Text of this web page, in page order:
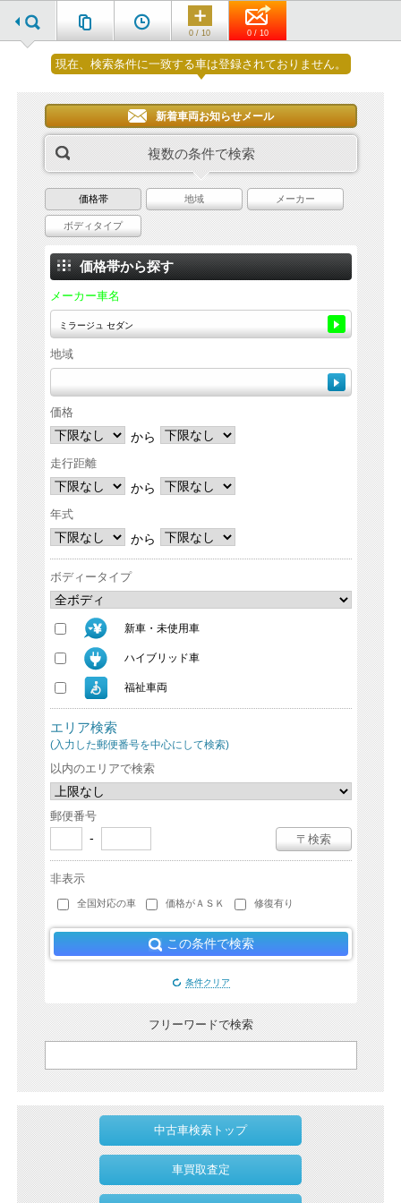
0 / 10 0 / 10
現在、検索条件に一致する車は登録されておりません。
新着車両お知らせメール
複数の条件で検索
価格帯 地域 メーカー
ボディタイプ
価格帯から探す
メーカー車名
地域
価格
から
走行距離
から
年式
から
ボディータイプ
新車・未使用車
ハイブリッド車
福祉車両
エリア検索
(入力した郵便番号を中心にして検索)
以内のエリアで検索
郵便番号
- 〒検索
非表示
全国対応の車 価格がＡＳＫ 修復有り
この条件で検索
条件クリア
フリーワードで検索
中古車検索トップ
車買取査定